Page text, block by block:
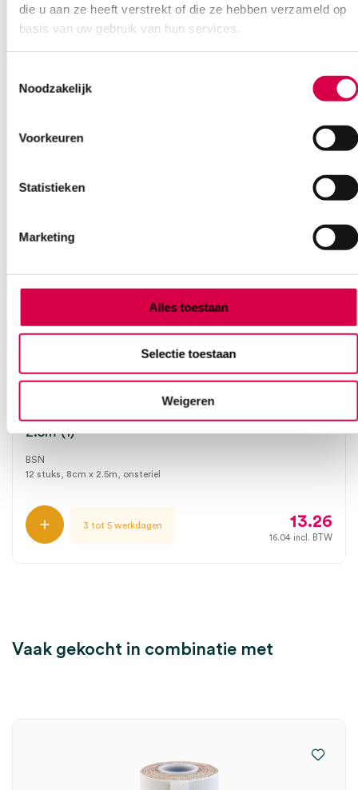
die u aan ze heeft verstrekt of die ze hebben verzameld op
basis van uw gebruik van hun services.
Noodzakelijk
Voorkeuren
Statistieken
Marketing
Alles toestaan
Selectie toestaan
Weigeren
Ook interessant
Optiplaste-C elastisch kleefverband, 8cm x
2.5m (1)
BSN
12 stuks, 8cm x 2.5m, onsteriel
3 tot 5 werkdagen 13.26
16.04 incl. BTW
Vaak gekocht in combinatie met